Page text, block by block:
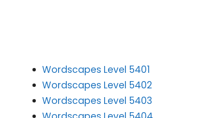
Wordscapes Level 5401
Wordscapes Level 5402
Wordscapes Level 5403